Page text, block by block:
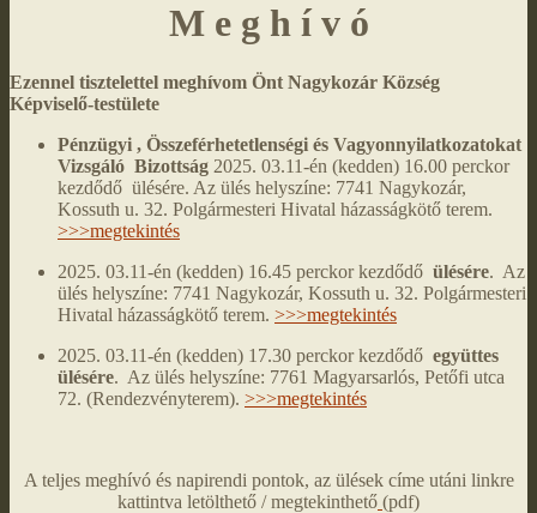
M e g h í v ó
Ezennel tisztelettel meghívom Önt Nagykozár Község
Képviselő-testülete
Pénzügyi , Összeférhetetlenségi és Vagyonnyilatkozatokat
Vizsgáló Bizottság 2025. 03.11-én (kedden) 16.00 perckor
kezdődő ülésére. Az ülés helyszíne: 7741 Nagykozár,
Kossuth u. 32. Polgármesteri Hivatal házasságkötő terem.
>>>megtekintés
2025. 03.11-én (kedden) 16.45 perckor kezdődő ülésére. Az
ülés helyszíne: 7741 Nagykozár, Kossuth u. 32. Polgármesteri
Hivatal házasságkötő terem. >>>megtekintés
2025. 03.11-én (kedden) 17.30 perckor kezdődő együttes
ülésére. Az ülés helyszíne: 7761 Magyarsarlós, Petőfi utca
72. (Rendezvényterem). >>>megtekintés
A teljes meghívó és napirendi pontok, az ülések címe utáni linkre
kattintva letölthető / megtekinthető (pdf)